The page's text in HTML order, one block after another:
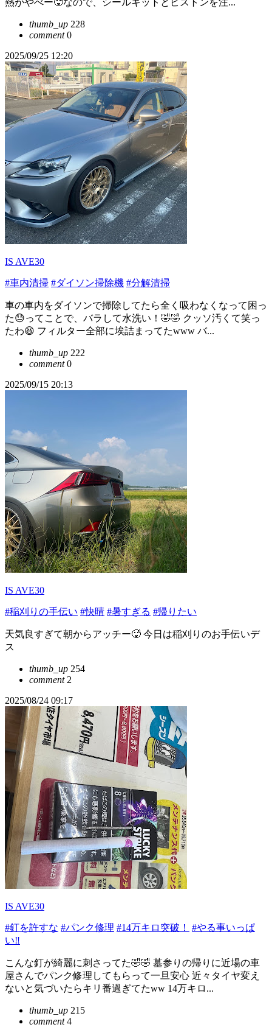
thumb_up 228
comment0
2025/09/25 12:20
IS AVE30
#車内清掃 #ダイソン掃除機 #分解清掃
車の車内をダイソンで掃除してたら全く吸わなくなって困っ
た😓ってことで、バラして水洗い！🤣🤣 クッソ汚くて笑っ
たわ😆 フィルター全部に埃詰まってたwww バ...
thumb_up 222
comment0
2025/09/15 20:13
IS AVE30
#稲刈りの手伝い #快晴 #暑すぎる #帰りたい
天気良すぎて朝からアッチー🥵 今日は稲刈りのお手伝いデ
ス
thumb_up 254
comment2
2025/08/24 09:17
IS AVE30
#釘を許すな #パンク修理 #14万キロ突破！
#やる事いっぱ
い‼️
こんな釘が綺麗に刺さってた🤣🤣 墓参りの帰りに近場の車
屋さんでパンク修理してもらって一旦安心 近々タイヤ変え
ないと気づいたらキリ番過ぎてたww 14万キロ...
thumb_up 215
comment4